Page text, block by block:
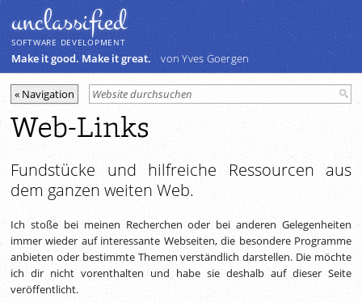
unclassiﬁed
SOFTWARE DEVELOPMENT
Make it good. Make it great. von Yves Goergen
Web-Links
Fundstücke und hilfreiche Ressourcen aus
dem ganzen weiten Web.
Ich stoße bei meinen Recherchen oder bei anderen Gelegenheiten
immer wieder auf interessante Webseiten, die besondere Programme
anbieten oder bestimmte Themen verständlich darstellen. Die möchte
ich dir nicht vorenthalten und habe sie deshalb auf dieser Seite
veröffentlicht.